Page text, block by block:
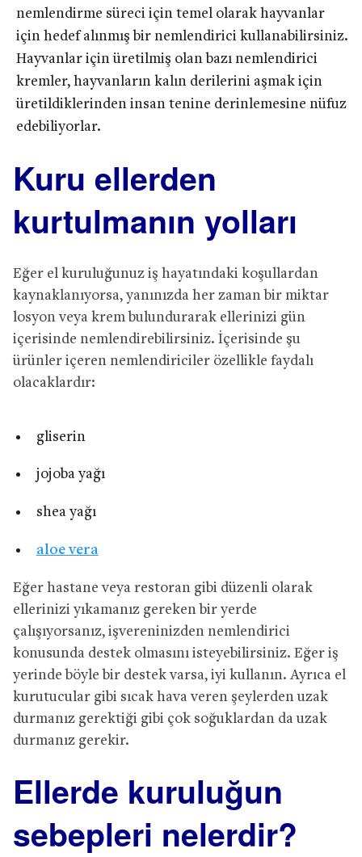
nemlendirme süreci için temel olarak hayvanlar
için hedef alınmış bir nemlendirici kullanabilirsiniz.
Hayvanlar için üretilmiş olan bazı nemlendirici
kremler, hayvanların kalın derilerini aşmak için
üretildiklerinden insan tenine derinlemesine nüfuz
edebiliyorlar.
Kuru ellerden
kurtulmanın yolları
Eğer el kuruluğunuz iş hayatındaki koşullardan
kaynaklanıyorsa, yanınızda her zaman bir miktar
losyon veya krem bulundurarak ellerinizi gün
içerisinde nemlendirebilirsiniz. İçerisinde şu
ürünler içeren nemlendiriciler özellikle faydalı
olacaklardır:
gliserin
jojoba yağı
shea yağı
aloe vera
Eğer hastane veya restoran gibi düzenli olarak
ellerinizi yıkamanız gereken bir yerde
çalışıyorsanız, işvereninizden nemlendirici
konusunda destek olmasını isteyebilirsiniz. Eğer iş
yerinde böyle bir destek varsa, iyi kullanın. Ayrıca el
kurutucular gibi sıcak hava veren şeylerden uzak
durmanız gerektiği gibi çok soğuklardan da uzak
durmanız gerekir.
Ellerde kuruluğun
sebepleri nelerdir?